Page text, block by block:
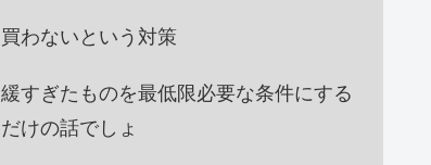
買わないという対策
緩すぎたものを最低限必要な条件にする
だけの話でしょ